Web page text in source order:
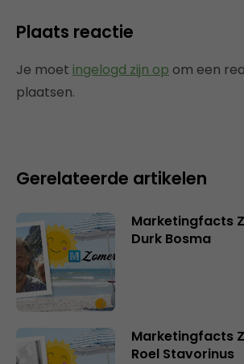
Plaats reactie
Je moet ingelogd zijn op om een
plaatsen.
Gerelateerde artikelen
Marketingfacts
Durk Bosma
Marketingfacts
Roel Stavorinus